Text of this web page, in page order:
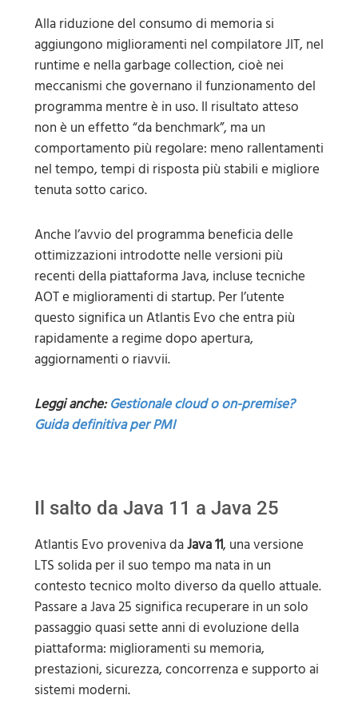
Alla riduzione del consumo di memoria si
aggiungono miglioramenti nel compilatore JIT, nel
runtime e nella garbage collection, cioè nei
meccanismi che governano il funzionamento del
programma mentre è in uso. Il risultato atteso
non è un effetto “da benchmark”, ma un
comportamento più regolare: meno rallentamenti
nel tempo, tempi di risposta più stabili e migliore
tenuta sotto carico.
Anche l’avvio del programma beneficia delle
ottimizzazioni introdotte nelle versioni più
recenti della piattaforma Java, incluse tecniche
AOT e miglioramenti di startup. Per l’utente
questo significa un Atlantis Evo che entra più
rapidamente a regime dopo apertura,
aggiornamenti o riavvii.
Leggi anche:Gestionale cloud o on-premise?
Guida definitiva per PMI
Il salto da Java 11 a Java 25
Atlantis Evo proveniva daJava 11, una versione
LTS solida per il suo tempo ma nata in un
contesto tecnico molto diverso da quello attuale.
Passare a Java 25 significa recuperare in un solo
passaggio quasi sette anni di evoluzione della
piattaforma: miglioramenti su memoria,
prestazioni, sicurezza, concorrenza e supporto ai
sistemi moderni.